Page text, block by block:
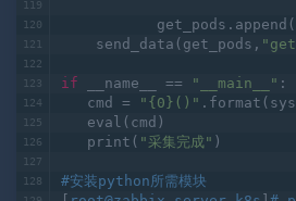
                      }
    send_data(get_pods,
__name__ == "__main__" :
   cmd =
"{0}()"
   eval(cmd)
   print(
"采集完成"